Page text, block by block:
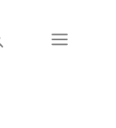
Menú